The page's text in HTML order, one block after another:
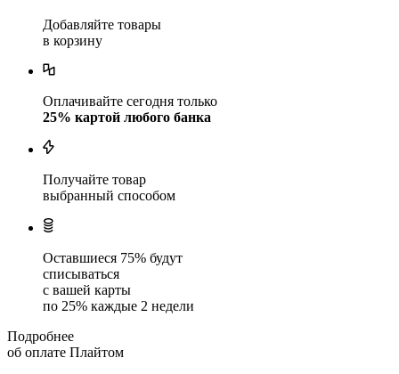
Добавляйте товары
в корзину
Оплачивайте сегодня только
25% картой любого банка
Получайте товар
выбранный способом
Оставшиеся 75% будут
списываться
с вашей карты
по 25% каждые 2 недели
Подробнее
об оплате Плайтом